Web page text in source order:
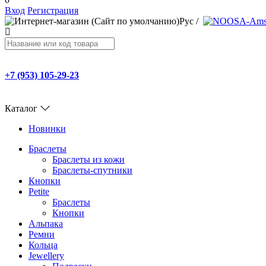
Вход Регистрация
Рус /
+7 (953) 105-29-23
Каталог
Новинки
Браслеты
Браслеты из кожи
Браслеты-спутники
Кнопки
Petite
Браслеты
Кнопки
Альпака
Ремни
Кольца
Jewellery